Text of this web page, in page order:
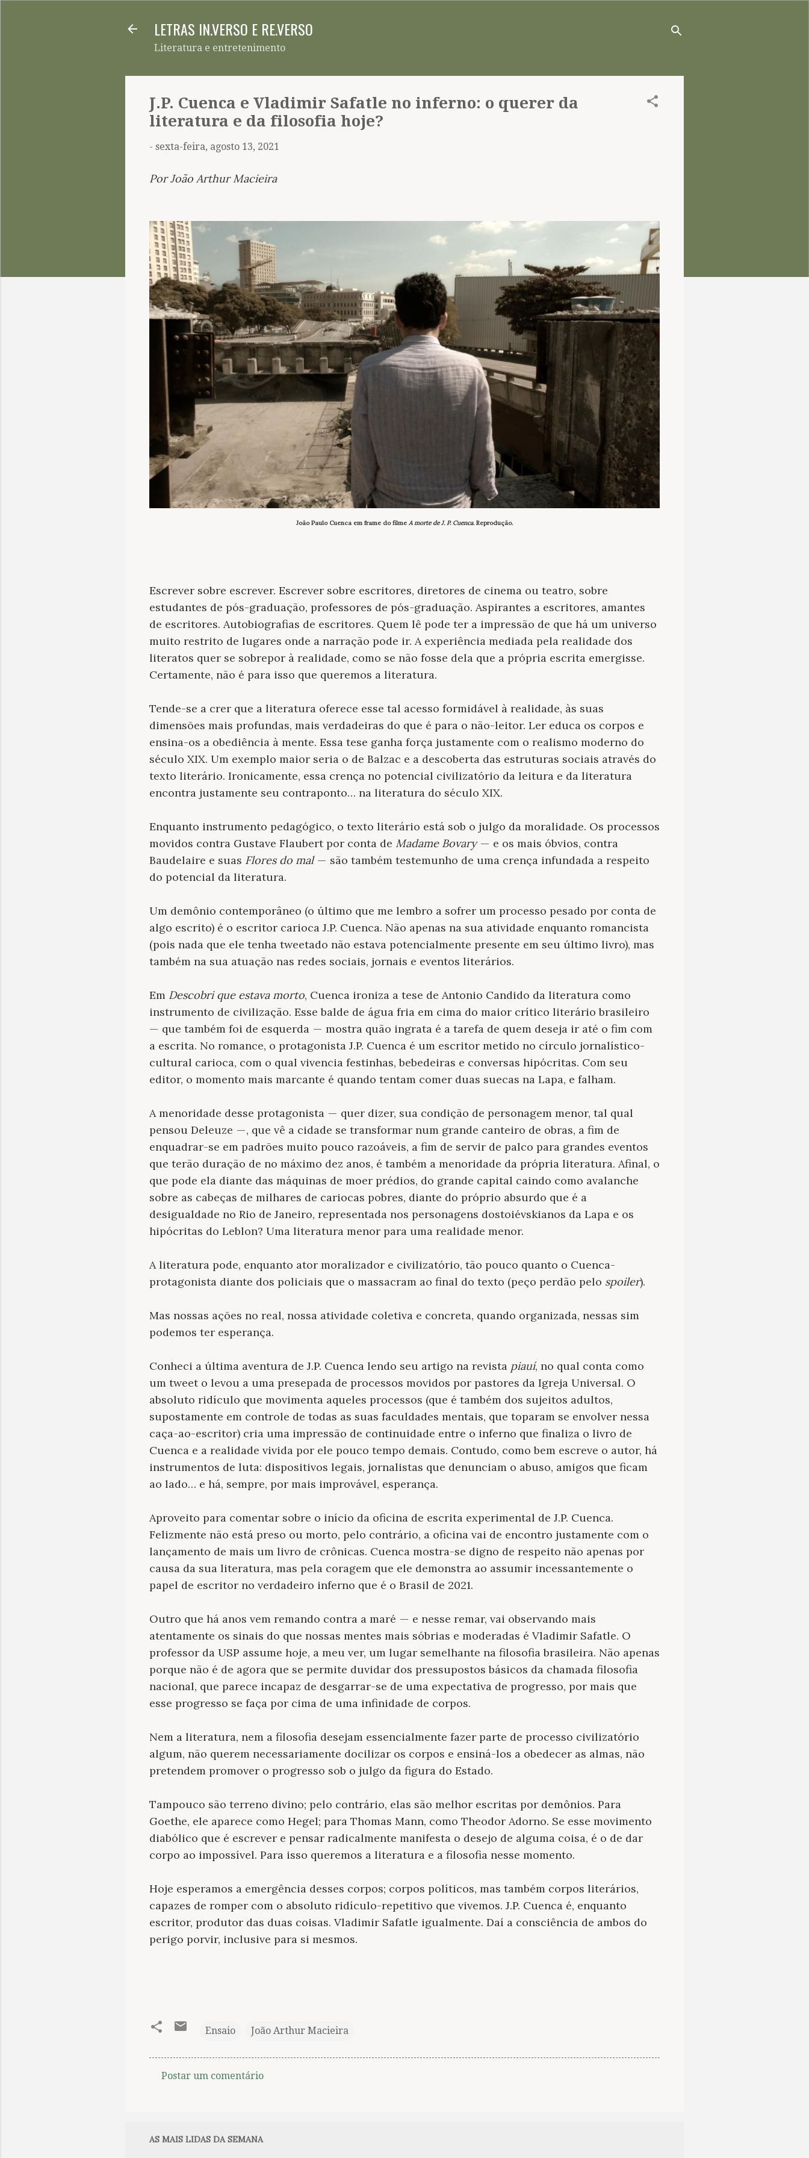
LETRAS IN.VERSO E RE.VERSO
Literatura e entretenimento
J.P. Cuenca e Vladimir Safatle no inferno: o querer da
literatura e da filosofia hoje?
- sexta-feira, agosto 13, 2021
Por João Arthur Macieira
João Paulo Cuenca em frame do filme A morte de J. P. Cuenca. Reprodução.
Escrever sobre escrever. Escrever sobre escritores, diretores de cinema ou teatro, sobre
estudantes de pós-graduação, professores de pós-graduação. Aspirantes a escritores, amantes
de escritores. Autobiografias de escritores. Quem lê pode ter a impressão de que há um universo
muito restrito de lugares onde a narração pode ir. A experiência mediada pela realidade dos
literatos quer se sobrepor à realidade, como se não fosse dela que a própria escrita emergisse.
Certamente, não é para isso que queremos a literatura.
Tende-se a crer que a literatura oferece esse tal acesso formidável à realidade, às suas
dimensões mais profundas, mais verdadeiras do que é para o não-leitor. Ler educa os corpos e
ensina-os a obediência à mente. Essa tese ganha força justamente com o realismo moderno do
século XIX. Um exemplo maior seria o de Balzac e a descoberta das estruturas sociais através do
texto literário. Ironicamente, essa crença no potencial civilizatório da leitura e da literatura
encontra justamente seu contraponto… na literatura do século XIX.
Enquanto instrumento pedagógico, o texto literário está sob o julgo da moralidade. Os processos
movidos contra Gustave Flaubert por conta de Madame Bovary— e os mais óbvios, contra
Baudelaire e suas Flores do mal — são também testemunho de uma crença infundada a respeito
do potencial da literatura.
Um demônio contemporâneo (o último que me lembro a sofrer um processo pesado por conta de
algo escrito) é o escritor carioca J.P. Cuenca. Não apenas na sua atividade enquanto romancista
(pois nada que ele tenha tweetado não estava potencialmente presente em seu último livro), mas
também na sua atuação nas redes sociais, jornais e eventos literários.
Em Descobri que estava morto, Cuenca ironiza a tese de Antonio Candido da literatura como
instrumento de civilização. Esse balde de água fria em cima do maior crítico literário brasileiro
— que também foi de esquerda — mostra quão ingrata é a tarefa de quem deseja ir até o fim com
a escrita. No romance, o protagonista J.P. Cuenca é um escritor metido no círculo jornalístico-
cultural carioca, com o qual vivencia festinhas, bebedeiras e conversas hipócritas. Com seu
editor, o momento mais marcante é quando tentam comer duas suecas na Lapa, e falham.
A menoridade desse protagonista — quer dizer, sua condição de personagem menor, tal qual
pensou Deleuze — , que vê a cidade se transformar num grande canteiro de obras, a fim de
enquadrar-se em padrões muito pouco razoáveis, a fim de servir de palco para grandes eventos
que terão duração de no máximo dez anos, é também a menoridade da própria literatura. Afinal, o
que pode ela diante das máquinas de moer prédios, do grande capital caindo como avalanche
sobre as cabeças de milhares de cariocas pobres, diante do próprio absurdo que é a
desigualdade no Rio de Janeiro, representada nos personagens dostoiévskianos da Lapa e os
hipócritas do Leblon? Uma literatura menor para uma realidade menor.
A literatura pode, enquanto ator moralizador e civilizatório, tão pouco quanto o Cuenca-
protagonista diante dos policiais que o massacram ao final do texto (peço perdão pelo spoiler).
Mas nossas ações no real, nossa atividade coletiva e concreta, quando organizada, nessas sim
podemos ter esperança.
Conheci a última aventura de J.P. Cuenca lendo seu artigo na revista piauí, no qual conta como
um tweet o levou a uma presepada de processos movidos por pastores da Igreja Universal. O
absoluto ridículo que movimenta aqueles processos (que é também dos sujeitos adultos,
supostamente em controle de todas as suas faculdades mentais, que toparam se envolver nessa
caça-ao-escritor) cria uma impressão de continuidade entre o inferno que finaliza o livro de
Cuenca e a realidade vivida por ele pouco tempo demais. Contudo, como bem escreve o autor, há
instrumentos de luta: dispositivos legais, jornalistas que denunciam o abuso, amigos que ficam
ao lado… e há, sempre, por mais improvável, esperança.
Aproveito para comentar sobre o início da oficina de escrita experimental de J.P. Cuenca.
Felizmente não está preso ou morto, pelo contrário, a oficina vai de encontro justamente com o
lançamento de mais um livro de crônicas. Cuenca mostra-se digno de respeito não apenas por
causa da sua literatura, mas pela coragem que ele demonstra ao assumir incessantemente o
papel de escritor no verdadeiro inferno que é o Brasil de 2021.
Outro que há anos vem remando contra a maré — e nesse remar, vai observando mais
atentamente os sinais do que nossas mentes mais sóbrias e moderadas é Vladimir Safatle. O
professor da USP assume hoje, a meu ver, um lugar semelhante na filosofia brasileira. Não apenas
porque não é de agora que se permite duvidar dos pressupostos básicos da chamada filosofia
nacional, que parece incapaz de desgarrar-se de uma expectativa de progresso, por mais que
esse progresso se faça por cima de uma infinidade de corpos.
Nem a literatura, nem a filosofia desejam essencialmente fazer parte de processo civilizatório
algum, não querem necessariamente docilizar os corpos e ensiná-los a obedecer as almas, não
pretendem promover o progresso sob o julgo da figura do Estado.
Tampouco são terreno divino; pelo contrário, elas são melhor escritas por demônios. Para
Goethe, ele aparece como Hegel; para Thomas Mann, como Theodor Adorno. Se esse movimento
diabólico que é escrever e pensar radicalmente manifesta o desejo de alguma coisa, é o de dar
corpo ao impossível. Para isso queremos a literatura e a filosofia nesse momento.
Hoje esperamos a emergência desses corpos; corpos políticos, mas também corpos literários,
capazes de romper com o absoluto ridículo-repetitivo que vivemos. J.P. Cuenca é, enquanto
escritor, produtor das duas coisas. Vladimir Safatle igualmente. Daí a consciência de ambos do
perigo porvir, inclusive para si mesmos.
Ensaio João Arthur Macieira
e
Postar um comentário
AS MAIS LIDAS DA SEMANA